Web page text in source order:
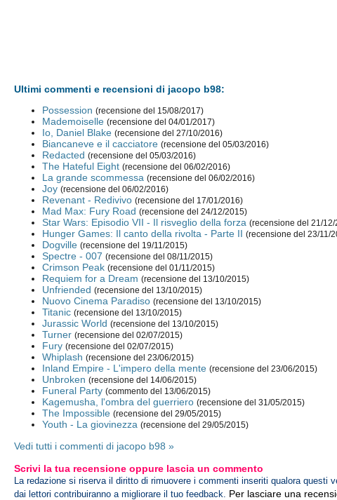
Ultimi commenti e recensioni di jacopo b98:
Possession (recensione del 15/08/2017)
Mademoiselle (recensione del 04/01/2017)
Io, Daniel Blake (recensione del 27/10/2016)
Biancaneve e il cacciatore (recensione del 05/03/2016)
Redacted (recensione del 05/03/2016)
The Hateful Eight (recensione del 06/02/2016)
La grande scommessa (recensione del 06/02/2016)
Joy (recensione del 06/02/2016)
Revenant - Redivivo (recensione del 17/01/2016)
Mad Max: Fury Road (recensione del 24/12/2015)
Star Wars: Episodio VII - Il risveglio della forza (recensione del 21/12/
Hunger Games: Il canto della rivolta - Parte II (recensione del 23/11/
Dogville (recensione del 19/11/2015)
Spectre - 007 (recensione del 08/11/2015)
Crimson Peak (recensione del 01/11/2015)
Requiem for a Dream (recensione del 13/10/2015)
Unfriended (recensione del 13/10/2015)
Nuovo Cinema Paradiso (recensione del 13/10/2015)
Titanic (recensione del 13/10/2015)
Jurassic World (recensione del 13/10/2015)
Turner (recensione del 02/07/2015)
Fury (recensione del 02/07/2015)
Whiplash (recensione del 23/06/2015)
Inland Empire - L'impero della mente (recensione del 23/06/2015)
Unbroken (recensione del 14/06/2015)
Funeral Party (commento del 13/06/2015)
Kagemusha, l'ombra del guerriero (recensione del 31/05/2015)
The Impossible (recensione del 29/05/2015)
Youth - La giovinezza (recensione del 29/05/2015)
Vedi tutti i commenti di jacopo b98 »
Scrivi la tua recensione oppure lascia un commento
La redazione si riserva il diritto di rimuovere i commenti inseriti qualora
dai lettori contribuiranno a migliorare il tuo feedback. Per lasciare una